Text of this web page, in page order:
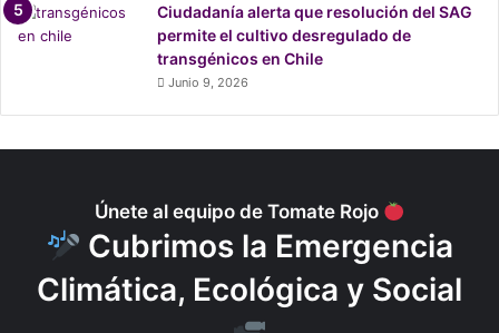
Ciudadanía alerta que resolución del SAG
permite el cultivo desregulado de
transgénicos en Chile
Junio 9, 2026
Únete al equipo de Tomate Rojo
Cubrimos la Emergencia
Climática, Ecológica y Social